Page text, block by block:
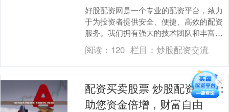
好股配资网是一个专业的配资平台，致力
于为投资者提供安全、便捷、高效的配资
服务。我们拥有强大的技术团队和丰富的
行业经验正规期货配资公司，为您的投资
保驾护航。 * ....
阅读： 120 栏目： 炒股配资交流
配资买卖股票 炒股配资代理：
助您资金倍增，财富自由